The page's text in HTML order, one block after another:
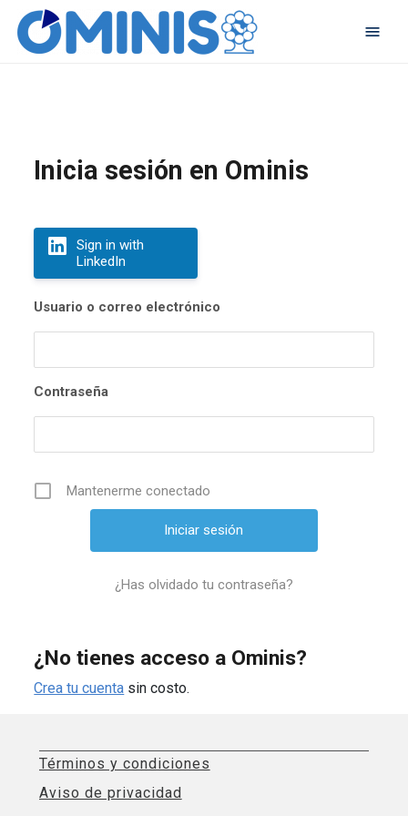
Inicia sesión en Ominis
Sign in with
LinkedIn
Usuario o correo electrónico
Contraseña
Mantenerme conectado
¿Has olvidado tu contraseña?
¿No tienes acceso a Ominis?
Crea tu cuenta sin costo.
Términos y condiciones
Aviso de privacidad